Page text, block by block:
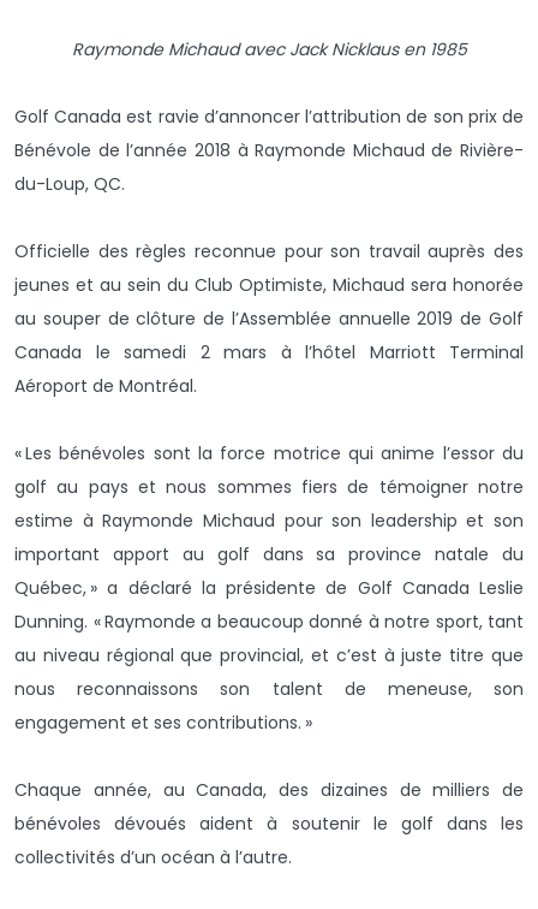
Raymonde Michaud avec Jack Nicklaus en 1985
Golf Canada est ravie d’annoncer l’attribution de son prix de
Bénévole de l’année 2018 à Raymonde Michaud de Rivière-
du-Loup, QC.
Officielle des règles reconnue pour son travail auprès des
jeunes et au sein du Club Optimiste, Michaud sera honorée
au souper de clôture de l’Assemblée annuelle 2019 de Golf
Canada le samedi 2 mars à l’hôtel Marriott Terminal
Aéroport de Montréal.
« Les bénévoles sont la force motrice qui anime l’essor du
golf au pays et nous sommes fiers de témoigner notre
estime à Raymonde Michaud pour son leadership et son
important apport au golf dans sa province natale du
Québec, » a déclaré la présidente de Golf Canada Leslie
Dunning. « Raymonde a beaucoup donné à notre sport, tant
au niveau régional que provincial, et c’est à juste titre que
nous reconnaissons son talent de meneuse, son
engagement et ses contributions. »
Chaque année, au Canada, des dizaines de milliers de
bénévoles dévoués aident à soutenir le golf dans les
collectivités d’un océan à l’autre.